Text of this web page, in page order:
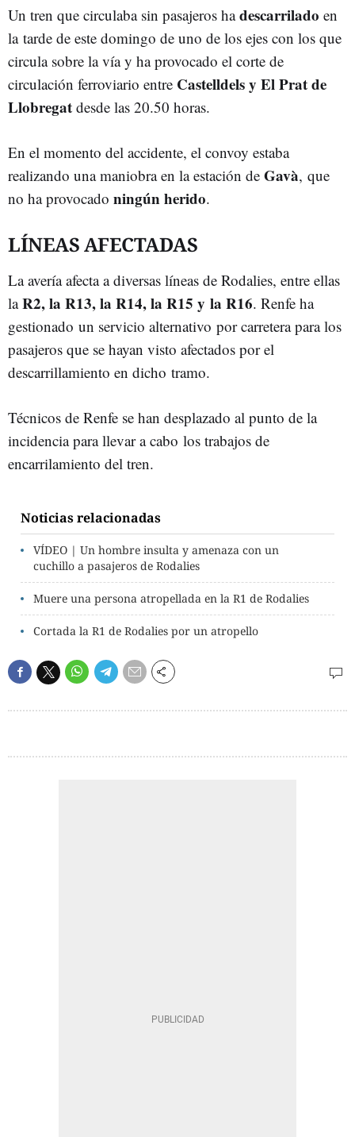
Un tren que circulaba sin pasajeros hadescarrilado en
la tarde de este domingo de uno de los ejes con los que
circula sobre la vía y ha provocado el corte de
circulación ferroviario entre Castelldels y El Prat de
Llobregat desde las 20.50 horas.
En el momento del accidente, el convoy estaba
realizando una maniobra en la estación de Gavà, que
no ha provocado ningún herido.
LÍNEAS AFECTADAS
La avería afecta a diversas líneas de Rodalies, entre ellas
laR2, la R13, la R14, la R15 y la R16. Renfe ha
gestionado un servicio alternativo por carretera para los
pasajeros que se hayan visto afectados por el
descarrillamiento en dicho tramo.
Técnicos de Renfe se han desplazado al punto de la
incidencia para llevar a cabo los trabajos de
encarrilamiento del tren.
Noticias relacionadas
VÍDEO | Un hombre insulta y amenaza con un
cuchillo a pasajeros de Rodalies
Muere una persona atropellada en la R1 de Rodalies
Cortada la R1 de Rodalies por un atropello